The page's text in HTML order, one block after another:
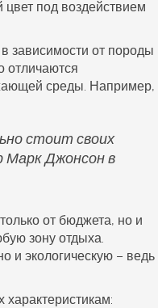
под воздействием
зависимости от породы
отличаются
среды. Например,
стоит своих
Марк Джонсон в
от бюджета, но и
зону отдыха.
и экологическую – ведь